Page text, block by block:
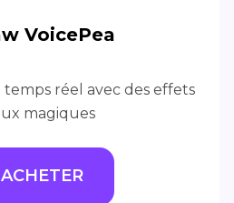
VoicePea
temps réel avec des effets
magiques
ACHETER